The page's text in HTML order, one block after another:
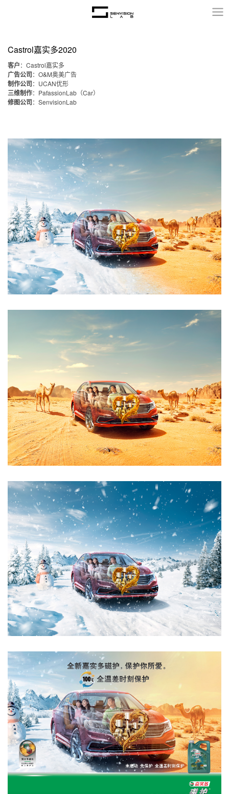
Castrol嘉实多2020
客户 ： Castrol嘉实多
广告公司： O&M奥美广告
制作公司： UCAN优形
三维制作： PafassionLab （Car）
修图公司 ： SenvisionLab